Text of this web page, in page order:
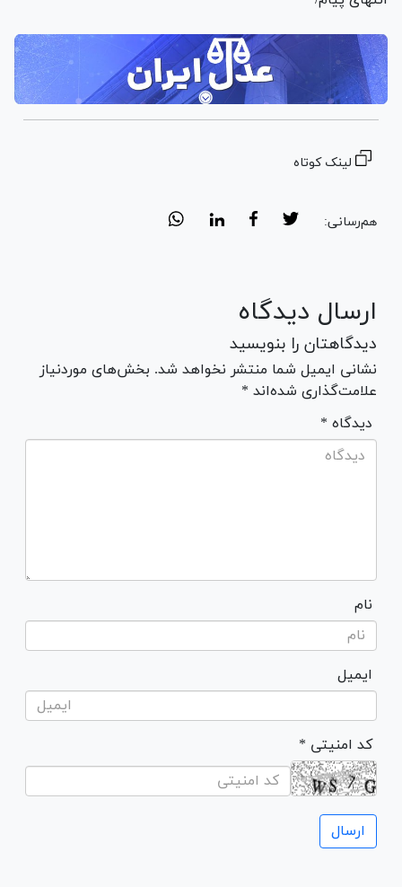
لینک کوتاه
هم‌رسانی:
ارسال دیدگاه
دیدگاهتان را بنویسید
نشانی ایمیل شما منتشر نخواهد شد. بخش‌های موردنیاز
علامت‌گذاری شده‌اند *
* دیدگاه
نام
ایمیل
* کد امنیتی